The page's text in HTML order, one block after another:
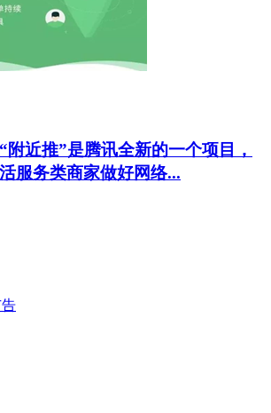
附近推”是腾讯全新的一个项目，
服务类商家做好网络...